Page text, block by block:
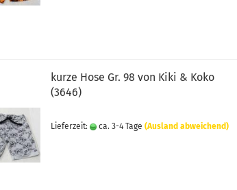
kurze Hose Gr. 98 von Kiki & Koko
(3646)
Lieferzeit: ca. 3-4 Tage (Ausland abweichend)